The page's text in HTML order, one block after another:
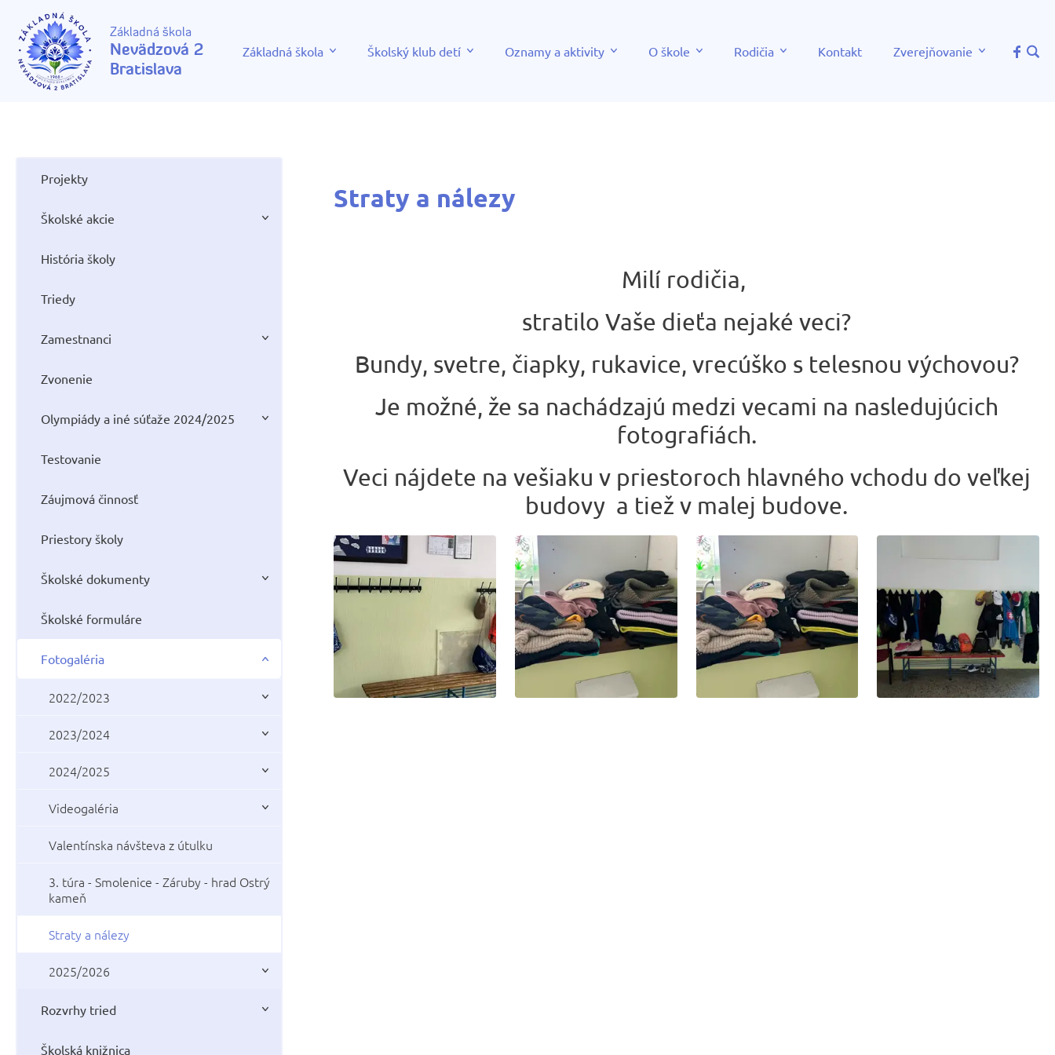
Základná škola
Nevädzová 2
Bratislava
Základná škola Školský klub detí Oznamy a aktivity O škole Rodičia Kontakt Zverejňovanie
Straty a nálezy
Milí rodičia,
stratilo Vaše dieťa nejaké veci?
Bundy, svetre, čiapky, rukavice, vrecúško s telesnou výchovou?
Je možné, že sa nachádzajú medzi vecami na nasledujúcich
fotografiách.
Veci nájdete na vešiaku v priestoroch hlavného vchodu do veľkej
budovy a tiež v malej budove.
Projekty
Školské akcie
História školy
Triedy
Zamestnanci
Zvonenie
Olympiády a iné súťaže 2024/2025
Testovanie
Záujmová činnosť
Priestory školy
Školské dokumenty
Školské formuláre
Fotogaléria
2022/2023
2023/2024
2024/2025
Videogaléria
Valentínska návšteva z útulku
3. túra - Smolenice - Záruby - hrad Ostrý
kameň
Straty a nálezy
2025/2026
Rozvrhy tried
Školská knižnica